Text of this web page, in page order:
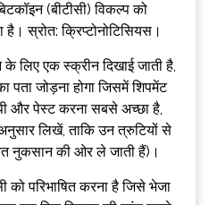
(बीटीसी) विकल्प को
है। स्रोत: क्रिप्टोनोटिसियस।
लिए एक स्क्रीन दिखाई जाती है,
जोड़ना होगा जिसमें शिपमेंट
और पेस्ट करना सबसे अच्छा है,
लिखें, ताकि उन त्रुटियों से
नुकसान की ओर ले जाती हैं)।
को परिभाषित करना है जिसे भेजा